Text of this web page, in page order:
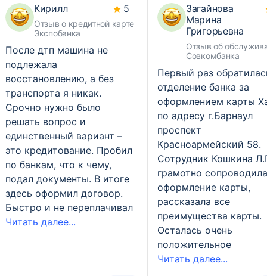
Кирилл
Отзыв о кредитной карте
Экспобанка
5
После дтп машина не
подлежала
восстановлению, а без
транспорта я никак.
Срочно нужно было
решать вопрос и
единственный вариант –
это кредитование. Пробил
по банкам, что к чему,
подал документы. В итоге
здесь оформил договор.
Быстро и не переплачивал
Читать далее...
Загайнова
Марина
Григорьевна
Отзыв об
Совкомбанка
Первый раз
отделение банка за
оформлением карты
по адресу г.Барнаул
проспект
Красноармейский 58.
Сотрудник Кошкина
грамотно сопроводила
оформление карты,
рассказала все
преимущества карты.
Осталась очень
положительное
Читать далее...